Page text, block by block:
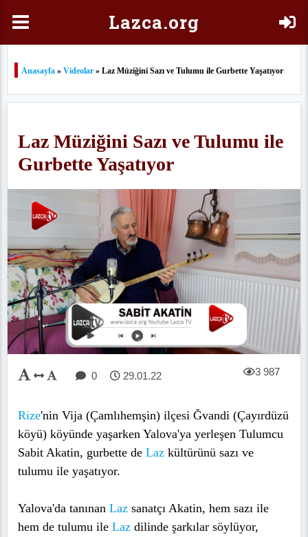
Lazca.org
Anasayfa » Videolar » Laz Müziğini Sazı ve Tulumu ile Gurbette Yaşatıyor
Laz Müziğini Sazı ve Tulumu ile
Gurbette Yaşatıyor
0 29.01.22 3 987
Rize'nin Vija (Çamlıhemşin) ilçesi Ğvandi (Çayırdüzü
köyü) köyünde yaşarken Yalova'ya yerleşen Tulumcu
Sabit Akatin, gurbette de Laz kültürünü sazı ve
tulumu ile yaşatıyor.
Yalova'da tanınan Laz sanatçı Akatin, hem sazı ile
hem de tulumu ile Laz dilinde şarkılar söylüyor,